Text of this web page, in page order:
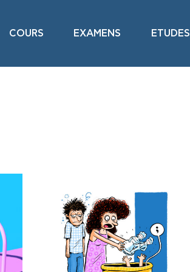
COURS EXAMENS ETUDES